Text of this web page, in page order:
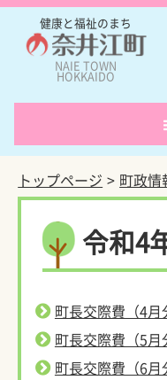
健康と福祉のまち
NAIE TOWN
HOKKAIDO
トップページ 町政情
令和4
町長交際費（4月
町長交際費（5月
町長交際費（6月